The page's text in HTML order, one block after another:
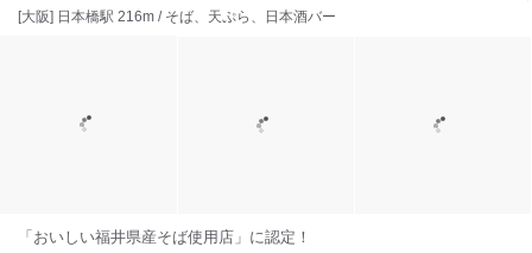
[大阪] 日本橋駅 216m / そば、天ぷら、日本酒バー
「おいしい福井県産そば使用店」に認定！